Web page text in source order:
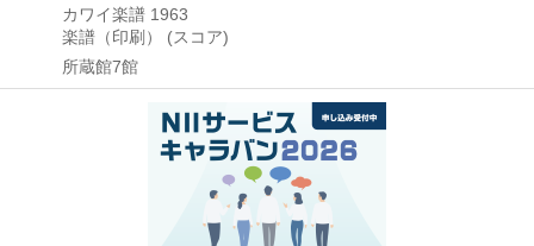
カワイ楽譜 1963
楽譜（印刷） (スコア)
所蔵館7館